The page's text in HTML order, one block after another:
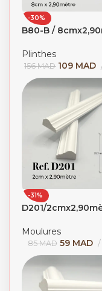
-30%
B80-B /
Plinthes
156MAD 109 MAD
-31%
D201/
Moulures
85MAD 59 MAD